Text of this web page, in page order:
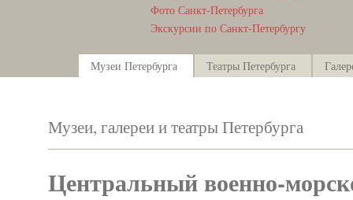
Фото Санкт-Петербурга
Экскурсии по Санкт-Петербургу
Музеи Петербурга Театры Петербурга
Музеи, галереи и театры Петербурга
Центральный военно-